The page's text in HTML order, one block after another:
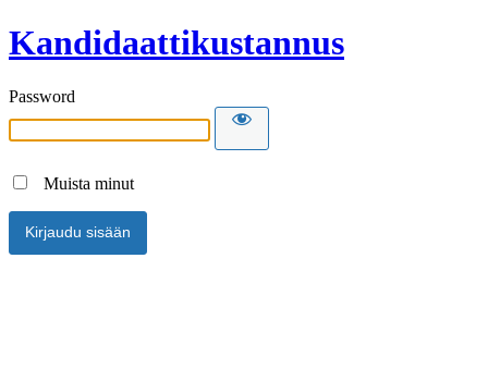
Kandidaattikustannus
Password
Muista minut